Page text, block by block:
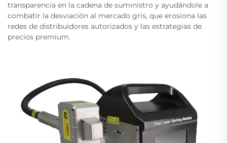
transparencia en la cadena de suministro y ayudándole a
combatir la desviación al mercado gris, que erosiona las
redes de distribuidores autorizados y las estrategias de
precios premium.